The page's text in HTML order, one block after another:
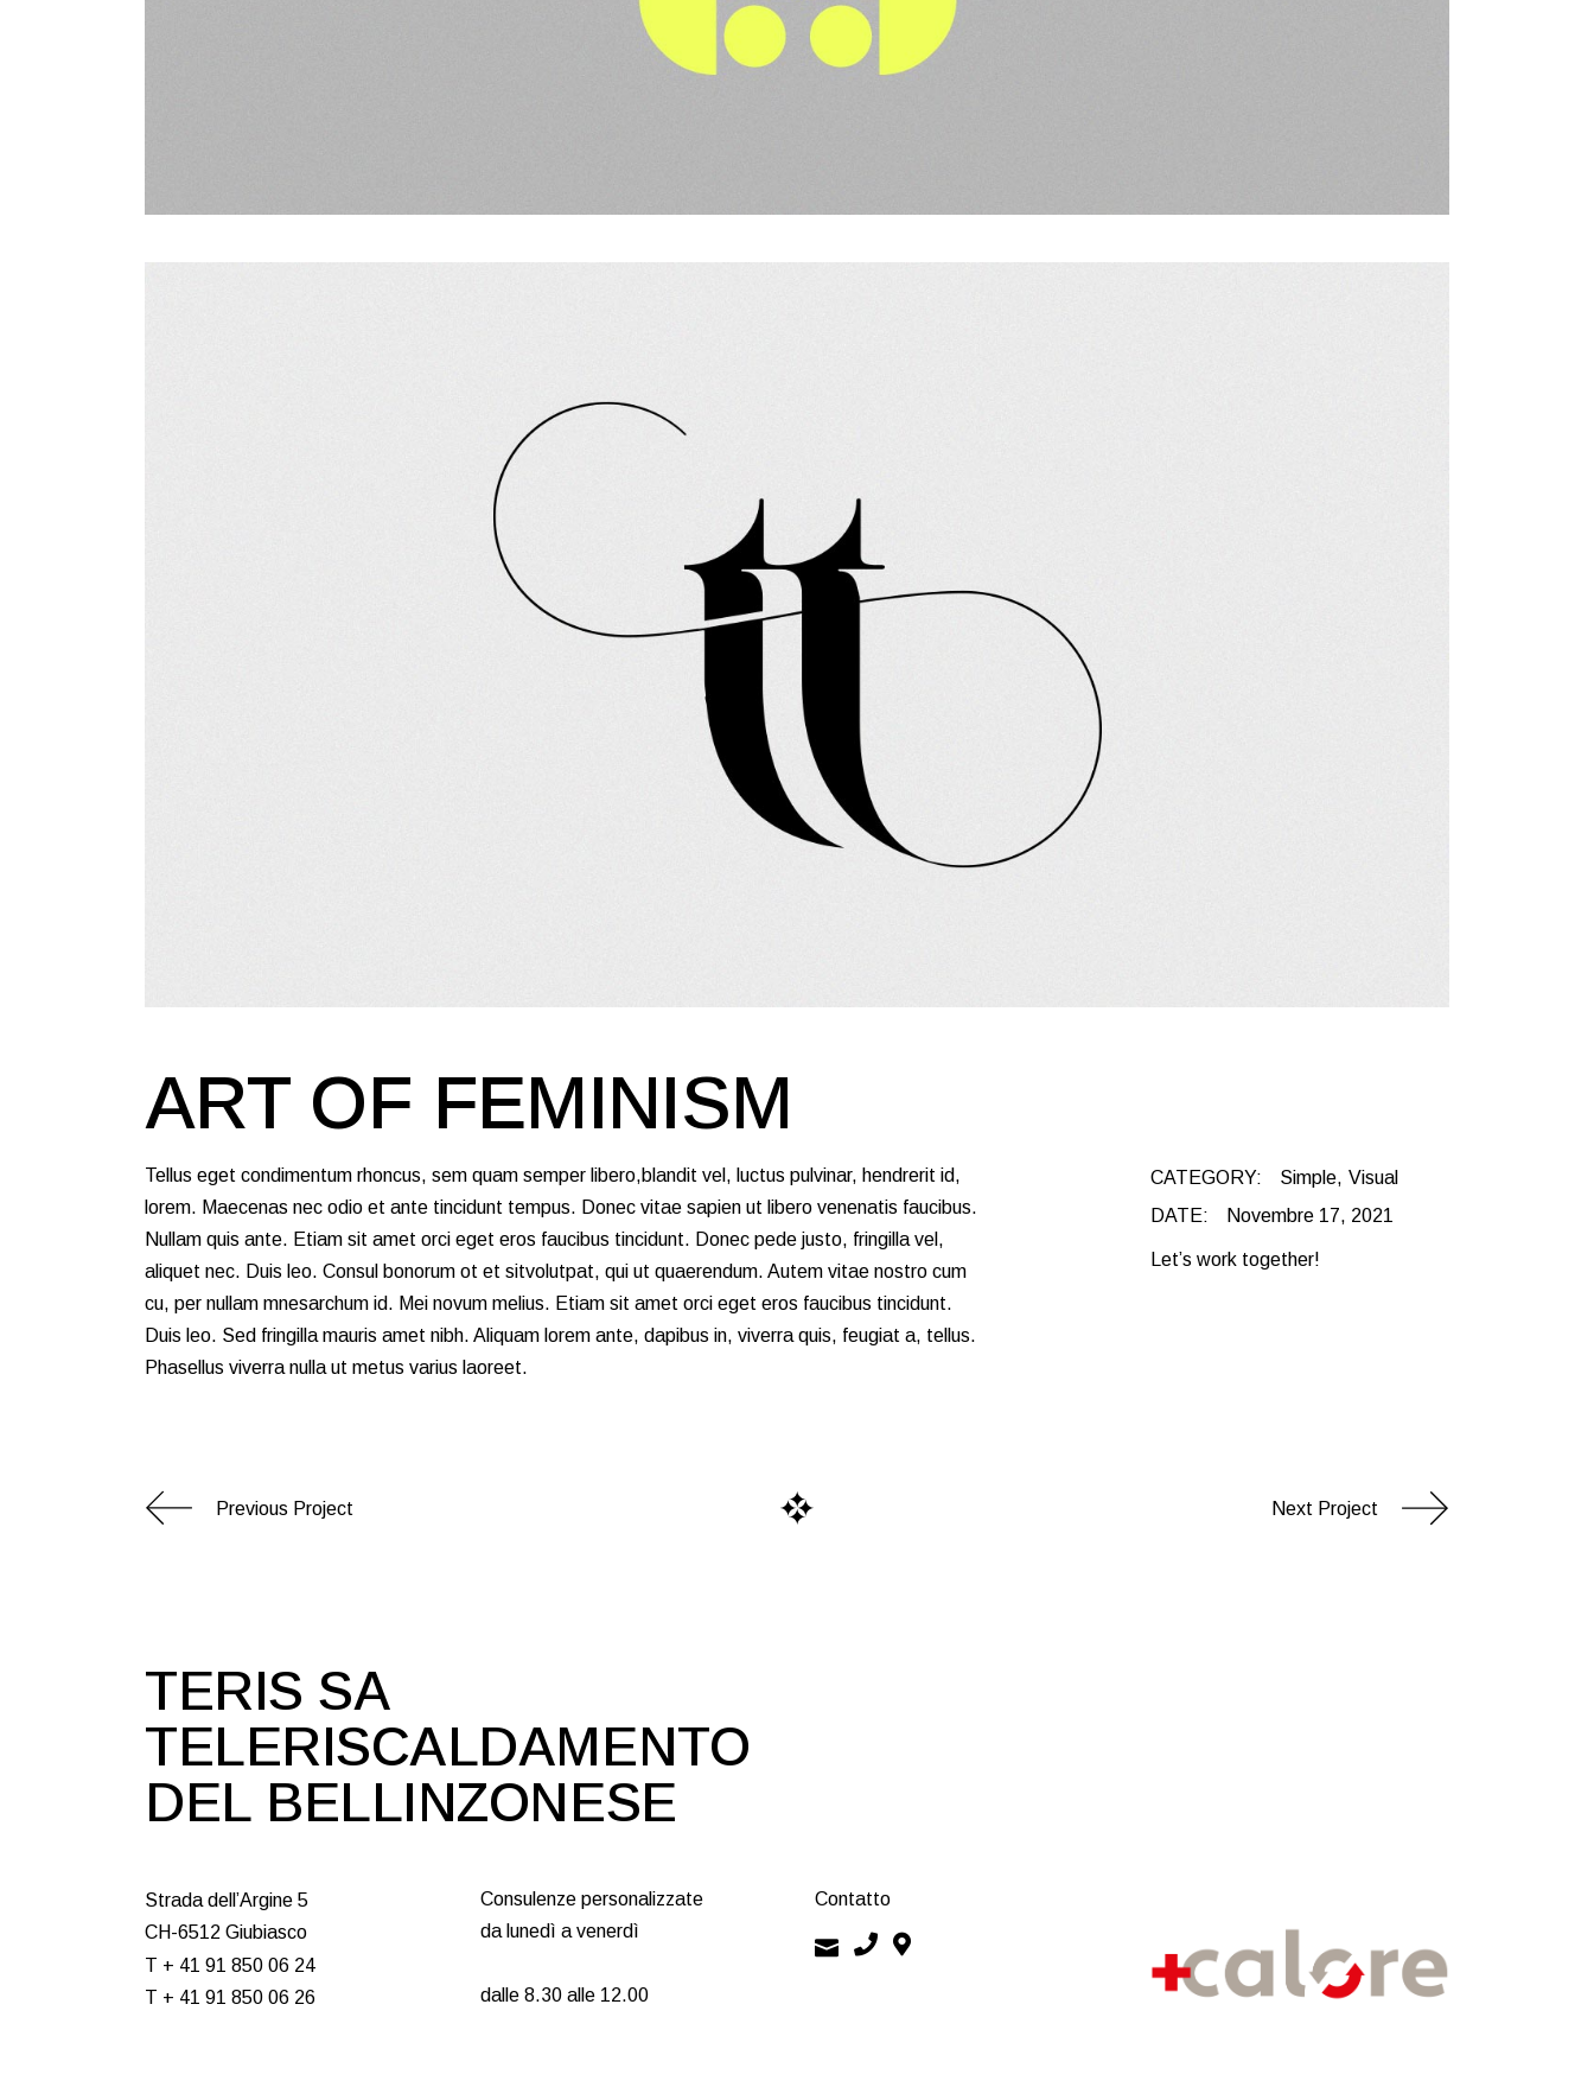
ART OF FEMINISM
Tellus eget condimentum rhoncus, sem quam semper libero,blandit vel, luctus pulvinar, hendrerit id,
lorem. Maecenas nec odio et ante tincidunt tempus. Donec vitae sapien ut libero venenatis faucibus.
Nullam quis ante. Etiam sit amet orci eget eros faucibus tincidunt. Donec pede justo, fringilla vel,
aliquet nec. Duis leo. Consul bonorum ot et sitvolutpat, qui ut quaerendum. Autem vitae nostro cum
cu, per nullam mnesarchum id. Mei novum melius. Etiam sit amet orci eget eros faucibus tincidunt.
Duis leo. Sed fringilla mauris amet nibh. Aliquam lorem ante, dapibus in, viverra quis, feugiat a, tellus.
Phasellus viverra nulla ut metus varius laoreet.
CATEGORY: Simple
Visual
DATE:
Novembre 17, 2021
Let’s work together!
Previous Project Next Project
TERIS SA
TELERISCALDAMENTO
DEL BELLINZONESE
Strada dell’Argine 5
CH-6512 Giubiasco
T + 41 91 850 06 24
T + 41 91 850 06 26
Consulenze personalizzate
da lunedì a venerdì
dalle 8.30 alle 12.00
Contatto